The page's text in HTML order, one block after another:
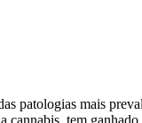
patologias mais
tem